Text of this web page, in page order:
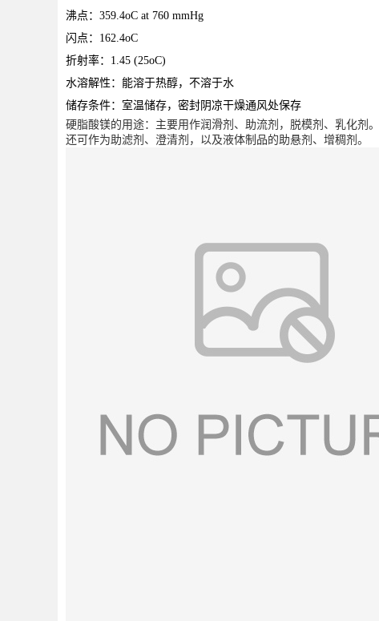
沸点：359.4oC at 760 mmHg
闪点：162.4oC
折射率：1.45 (25oC)
水溶解性：能溶于热醇，不溶于水
储存条件：室温储存，密封阴凉干燥通风处保存
硬脂酸镁的用途：主要用作润滑剂、助流剂，脱模剂、乳化剂。
还可作为助滤剂、澄清剂，以及液体制品的助悬剂、增稠剂。